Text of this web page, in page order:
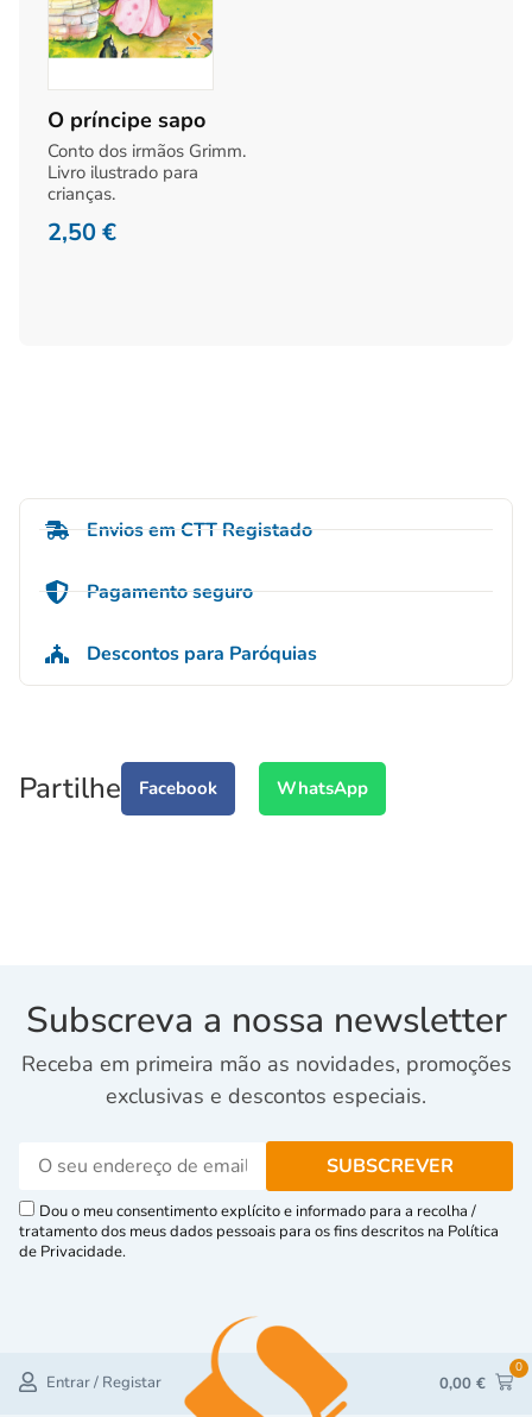
O príncipe sapo
Conto dos irmãos Grimm.
Livro ilustrado para
crianças.
2,50€
Envios em CTT Registado
Pagamento seguro
Descontos para Paróquias
Partilhe Facebook WhatsApp
Entrar / Registar 0,00 €
0
Subscreva a nossa newsletter
Receba em primeira mão as novidades, promoções
exclusivas e descontos especiais.
Dou o meu consentimento explícito e informado para a recolha /
tratamento dos meus dados pessoais para os fins descritos na Política
de Privacidade.